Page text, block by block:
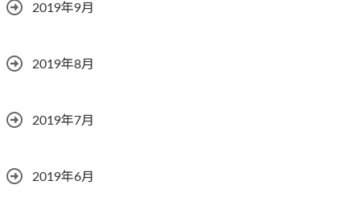
2019年9月
2019年8月
2019年7月
2019年6月